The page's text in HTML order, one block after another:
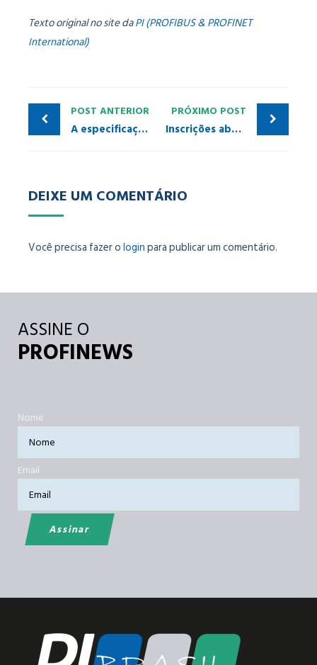
Texto original no site daPI (PROFIBUS & PROFINET
International)
POST ANTERIOR
A especificação de segurança PROFINET recebe um polimento fino
PRÓXIMO POST
Inscrições abertas: Treinamentos 2024 | PI Brasil e PITCs
DEIXE UM COMENTÁRIO
Você precisa fazer ologinpara publicar um comentário.
ASSINE O
PROFINEWS
Nome
Email